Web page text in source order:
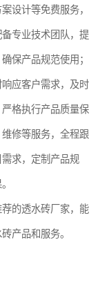
设计等免费服务，
专业技术团队，提
保产品规范使用；
应客户需求，及时
格执行产品质量保
修等服务，全程跟
求，定制产品规
的透水砖厂家，能
产品和服务。